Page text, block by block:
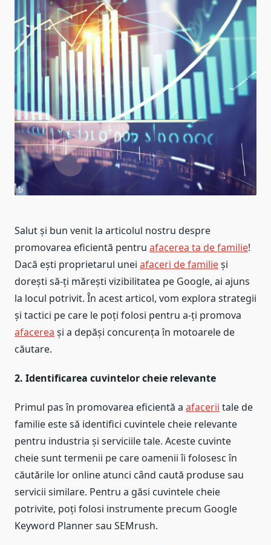
Salut și bun venit la articolul nostru despre
promovarea eficientă pentru afacerea ta de familie!
Dacă ești proprietarul unei afaceri de familieși
dorești să-ți mărești vizibilitatea pe Google, ai ajuns
la locul potrivit. În acest articol, vom explora strategii
și tactici pe care le poți folosi pentru a-ți promova
afacerea și a depăși concurența în motoarele de
căutare.
2. Identificarea cuvintelor cheie relevante
Primul pas în promovarea eficientă a afacerii tale de
familie este să identifici cuvintele cheie relevante
pentru industria și serviciile tale. Aceste cuvinte
cheie sunt termenii pe care oamenii îi folosesc în
căutările lor online atunci când caută produse sau
servicii similare. Pentru a găsi cuvintele cheie
potrivite, poți folosi instrumente precum Google
Keyword Planner sau SEMrush.